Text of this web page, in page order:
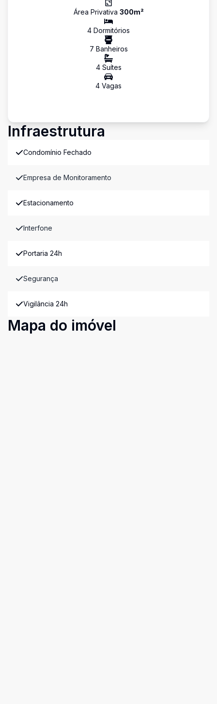
Área Privativa 300m²
4 Dormitórios
7 Banheiros
4Suítes
4 Vagas
Infraestrutura
Condomínio Fechado
Empresa de Monitoramento
Estacionamento
Interfone
Portaria 24h
Segurança
Vigilância 24h
Mapa do imóvel